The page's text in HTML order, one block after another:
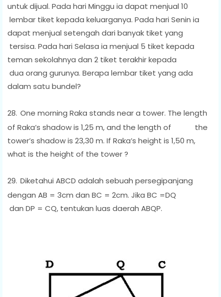
untuk dijual. Pada hari Minggu ia dapat menjual 10
lembar tiket kepada keluarganya. Pada hari Senin ia
dapat menjual setengah dari banyak tiket yang
tersisa. Pada hari Selasa ia menjual 5 tiket kepada
teman sekolahnya dan 2 tiket terakhir kepada
dua orang gurunya. Berapa lembar tiket yang ada
dalam satu bundel?
28. One morning Raka stands near a tower. The length
of Raka’s shadow is 1,25 m, and the length of the
tower’s shadow is 23,30 m. If Raka’s height is 1,50 m,
what is the height of the tower ?
29. Diketahui ABCD adalah sebuah persegipanjang
dengan AB = 3cm dan BC = 2cm. Jika BC =DQ
dan DP = CQ, tentukan luas daerah ABQP.